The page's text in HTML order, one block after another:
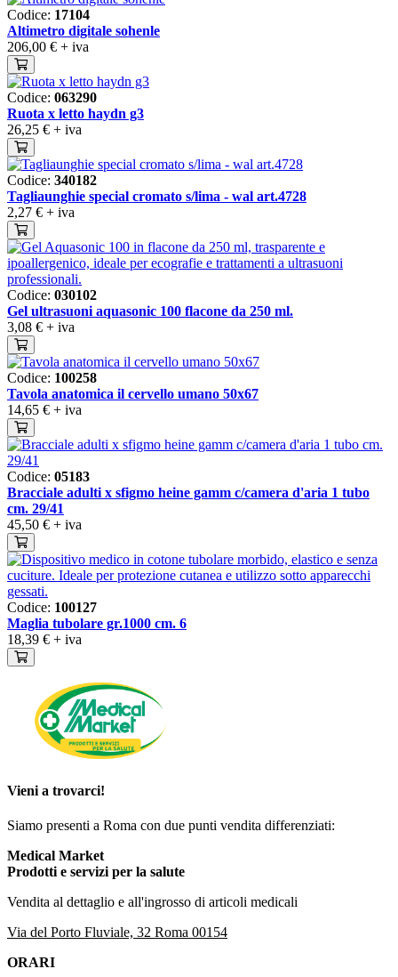
Codice: 17104
Altimetro digitale sohenle
206,00 € + iva
Codice: 063290
Ruota x letto haydn g3
26,25 € + iva
Codice: 340182
Tagliaunghie special cromato s/lima - wal art.4728
2,27 € + iva
Codice: 030102
Gel ultrasuoni aquasonic 100 flacone da 250 ml.
3,08 € + iva
Codice: 100258
Tavola anatomica il cervello umano 50x67
14,65 € + iva
Codice: 05183
Bracciale adulti x sfigmo heine gamm c/camera d'aria 1 tubo
cm. 29/41
45,50 € + iva
Codice: 100127
Maglia tubolare gr.1000 cm. 6
18,39 € + iva
Vieni a trovarci!
Siamo presenti a Roma con due punti vendita differenziati:
Medical Market
Prodotti e servizi per la salute
Vendita al dettaglio e all'ingrosso di articoli medicali
Via del Porto Fluviale, 32 Roma 00154
ORARI